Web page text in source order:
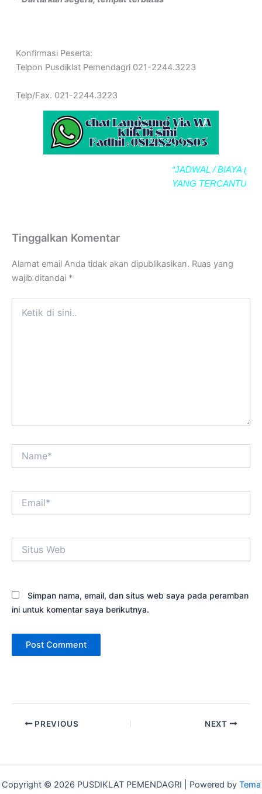
Konfirmasi Peserta:
Telpon Pusdiklat Pemendagri 021-2244.3223
Telp/Fax. 021-2244.3223
“JADWAL / BIAYA
YANG TERCANTUM
Tinggalkan Komentar
Alamat email Anda tidak akan dipublikasikan. Ruas yang
wajib ditandai *
Web
Simpan nama, email, dan situs web saya pada peramban
ini untuk komentar saya berikutnya.
PREVIOUS NEXT
Copyright © 2026 PUSDIKLAT PEMENDAGRI | Powered by Tema